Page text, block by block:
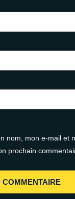
nom, mon e-mail et
prochain